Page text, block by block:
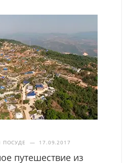
ПОСУДЕ — 17.09.2017
путешествие из